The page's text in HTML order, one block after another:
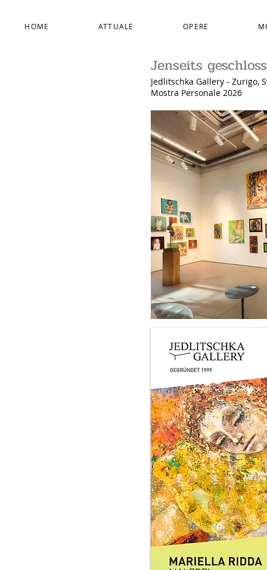
HOME ATTUALE OPERE
Jenseits
Jedlitschka Gallery - Zurigo,
Mostra Personale 2026